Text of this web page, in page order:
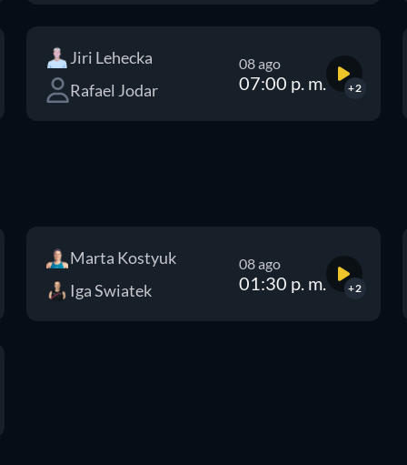
Jiri Lehecka
Rafael Jodar
08 ago
07:00 p. m. +2
Marta Kostyuk
Iga Swiatek
08 ago
01:30 p. m. +2